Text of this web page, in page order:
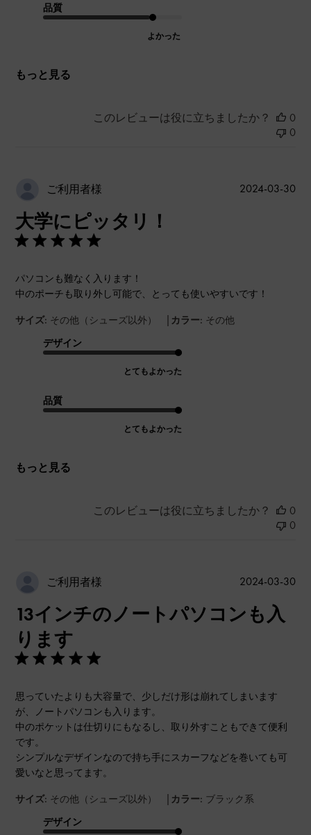
品質
よかった
もっと見る
このレビューは役に立ちましたか？
0
0
ご利用者様
大学にピッタリ！
パソコンも難なく入ります！
中のポーチも取り外し可能で、とっても使いやすいです！
サイズ: その他（シューズ以外） | カラー: その他
デザイン
とてもよかった
品質
とてもよかった
もっと見る
公
2024-03-30
このレビューは役に立ちましたか？
0
0
ご利用者様
13インチのノートパソコンも入
ります
思っていたよりも大容量で、少しだけ形は崩れてしまいます
が、ノートパソコンも入ります。
中のポケットは仕切りにもなるし、取り外すこともできて便利
です。
シンプルなデザインなので持ち手にスカーフなどを巻いても可
愛いなと思ってます。
サイズ: その他（シューズ以外） | カラー: ブラック系
デザイン
公
2024-03-30